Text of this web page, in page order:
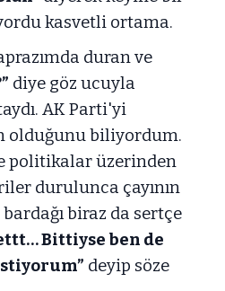
kasvetli ortama.
duran ve
diye göz ucuyla
AK Parti'yi
olduğunu biliyordum.
politikalar üzerinden
durulunca çayının
biraz da sertçe
Bittiyse ben de
deyip söze